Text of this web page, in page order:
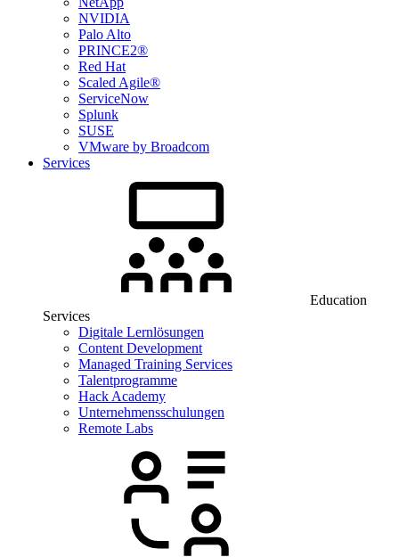
NVIDIA
Palo Alto
PRINCE2®
Red Hat
Scaled Agile®
ServiceNow
Splunk
SUSE
VMware by Broadcom
Services
Education
Services
Digitale Lernlösungen
Content Development
Managed Training Services
Talentprogramme
Hack Academy
Unternehmensschulungen
Remote Labs